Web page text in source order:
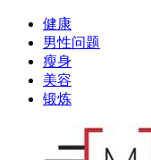
健康
男性问题
瘦身
美容
锻炼